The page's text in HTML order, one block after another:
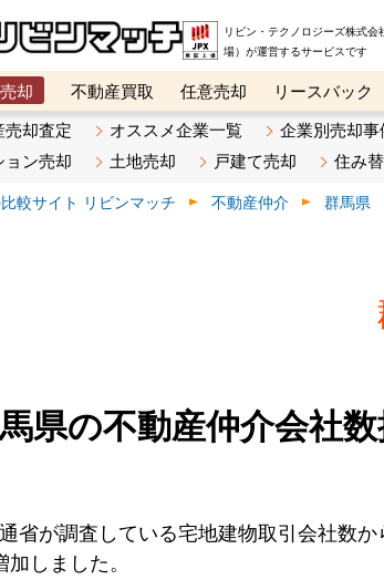
リビン・テクノロジーズ株式会
場）が運営するサービスです
却 不動産買取 任意売却 リースバック
展示場
ベスト不動産カンパニー オンライン
売却査定 オススメ企業一覧 企業別売却事
ョン売却
土地売却 戸建て売却 住み
較サイト リビンマッチ 不動産仲介 群馬県
県の不動産仲介会社
省が調査している宅地建物取引会社数
しました。